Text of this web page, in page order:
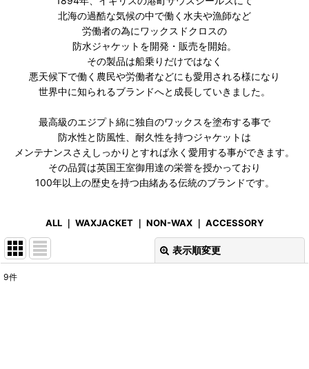
北海の過酷な気候の中で働く水夫や漁師など
労働者の為にワックスドクロスの
防水ジャケットを開発・販売を開始。
その製品は船乗りだけではなく
悪天候下で働く農民や労働者などにも愛用される様になり
世界中に知られるブランドへと成長していきました。
最高級のエジプト綿に独自のワックスを塗布する事で
防水性と防風性、耐久性を持つジャケットは
メンテナンスさえしっかりとすれば永く愛用する事ができます。
その品質は英国王室御用達の栄誉を授かっており
100年以上の歴史を持つ由緒ある伝統のブランドです。
ALL ｜ WAXJACKET ｜ NON-WAX ｜ ACCESSORY
表示順変更
9件